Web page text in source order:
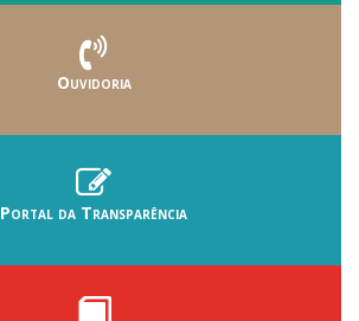
Ouvidoria
Portal da Transparência